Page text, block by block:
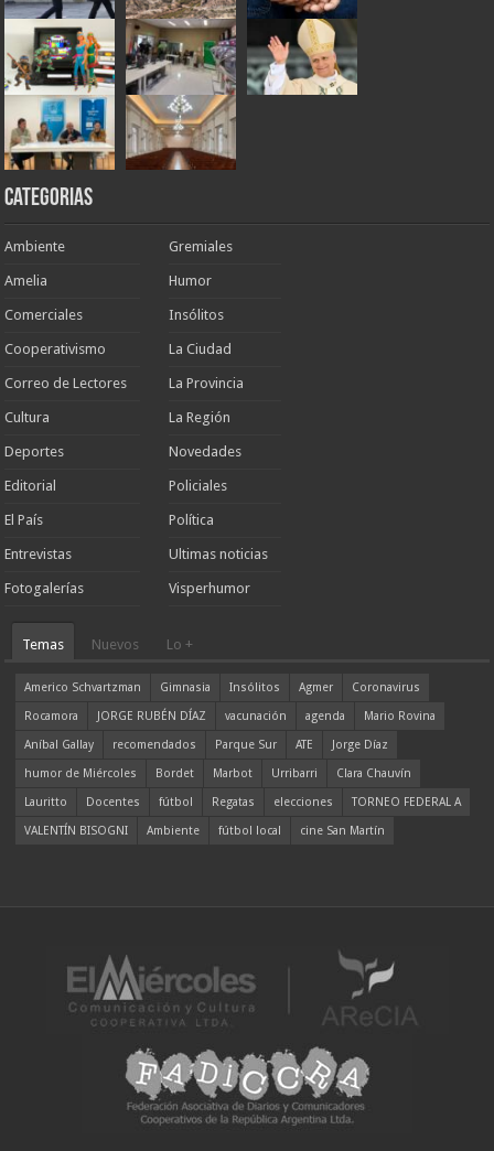
Categorias
Ambiente
Amelia
Comerciales
Cooperativismo
Correo de Lectores
Cultura
Deportes
Editorial
El País
Entrevistas
Fotogalerías
Gremiales
Humor
Insólitos
La Ciudad
La Provincia
La Región
Novedades
Policiales
Política
Ultimas noticias
Visperhumor
Temas Nuevos Lo +
Americo Schvartzman Gimnasia Insólitos Agmer
Coronavirus
Rocamora
JORGE RUBÉN DÍAZ vacunación agenda
Mario Rovina
Aníbal Gallay
recomendados Parque Sur ATE
Jorge Díaz
humor de Miércoles
Bordet Marbot Urribarri
Clara Chauvín
Lauritto
Docentes fútbol Regatas elecciones
TORNEO FEDERAL A
VALENTÍN BISOGNI
Ambiente fútbol local cine San Martín